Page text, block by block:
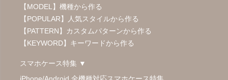
【MODEL】機種から作る
【POPULAR】人気スタイルから作る
【PATTERN】カスタムパターンから作る
【KEYWORD】キーワードから作る
スマホケース特集 ▼